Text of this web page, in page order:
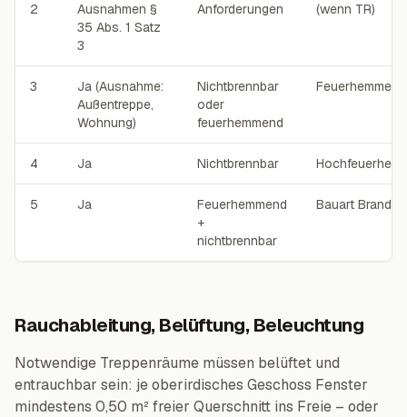
2
Ausnahmen §
35 Abs. 1 Satz
3
Anforderungen
(wenn TR)
3
Ja (Ausnahme:
Außentreppe,
Wohnung)
Nichtbrennbar
oder
feuerhemmend
Feuerhemmend
4 Ja Nichtbrennbar
5 Ja
Feuerhemmend
+
nichtbrennbar
Bauart
Rauchableitung, Belüftung, Beleuchtung
Notwendige Treppenräume müssen belüftet und
entrauchbar sein: je oberirdisches Geschoss Fenster
mindestens 0,50 m² freier Querschnitt ins Freie – oder